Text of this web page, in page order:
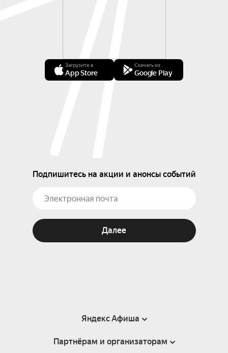
Загрузите в
App Store
Скачать из
Google Play
Подпишитесь на акции и анонсы событий
Далее
Яндекс Афиша
Справка
Партнёрам и организаторам